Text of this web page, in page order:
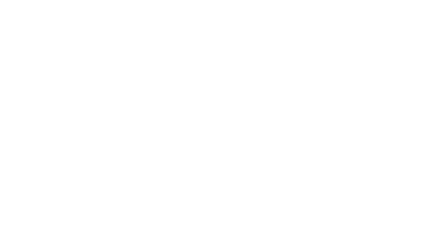
salátů a ze 3 hlavních jídel).
hotelu. Taxa není zahrnuta v ceně zájezdu a musí být uhrazena klientem přímo na
opatření v dané destinaci.